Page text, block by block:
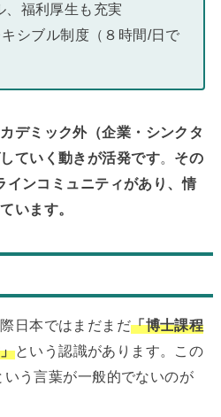
、福利厚生も充実
シブル制度（８時間/日で
デミック外（企業・シンクタ
ていく動きが活発です。 その
ンコミュニティがあり、情
います。
日本ではまだまだ「博士課程
という認識があります。この
う言葉が一般的でないのが